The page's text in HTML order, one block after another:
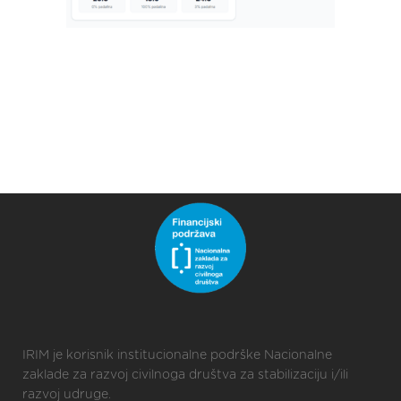
IRIM je korisnik institucionalne podrške Nacionalne
zaklade za razvoj civilnoga društva za stabilizaciju i/ili
razvoj udruge.